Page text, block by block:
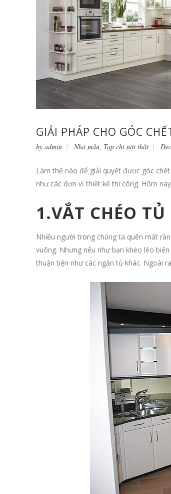
GIẢI PHÁP CHO GÓC
by admin Nhà mẫu, Tạp chí nội thất
Làm thế nào để giải quyết được góc
như các đơn vị thiết kế thi công. Hôm
1.VẮT CHÉO TỦ
Nhiều người trong chúng ta quên mất
vuông. Nhưng nếu như bạn khéo léo
thuận tiện như các ngăn tủ khác. Ngoài